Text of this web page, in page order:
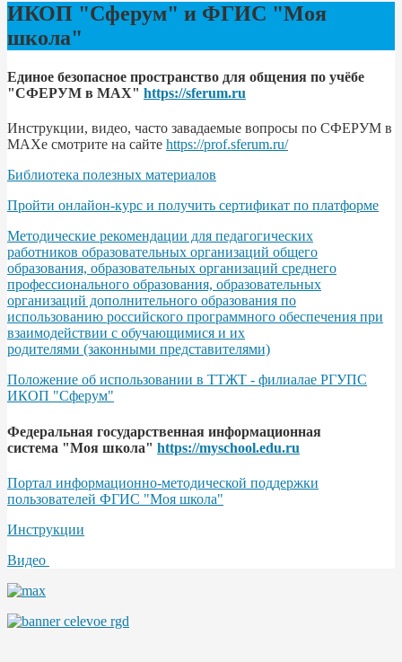
ИКОП "Сферум" и ФГИС "Моя
школа"
Единое безопасное пространство для общения по учёбе
"СФЕРУМ в МАХ" https://sferum.ru
Инструкции, видео, часто завадаемые вопросы по СФЕРУМ в
МАХе смотрите на сайте https://prof.sferum.ru/
Библиотека полезных материалов
Пройти онлайон-курс и получить сертификат по платформе
Методические рекомендации для педагогических
работников образовательных организаций общего
образования, образовательных организаций среднего
профессионального образования, образовательных
организаций дополнительного образования по
использованию российского программного обеспечения при
взаимодействии с обучающимися и их
родителями (законными представителями)
Положение об использовании в ТТЖТ - филиалае РГУПС
ИКОП "Сферум"
Федеральная государственная информационная
система "Моя школа" https://myschool.edu.ru
Портал информационно-методической поддержки
пользователей ФГИС "Моя школа"
Инструкции
Видео